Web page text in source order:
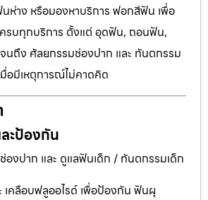
าง หรือมองหาบริการ ฟอกสีฟัน เพื่อ
ครบทุกบริการ ตั้งแต่ อุดฟัน, ถอนฟัน,
นถึง ศัลยกรรมช่องปาก และ ทันตกรรม
อมีเหตุการณ์ไม่คาดคิด
ะป้องกัน
องปาก และ ดูแลฟันเด็ก / ทันตกรรมเด็ก
เคลือบฟลูออไรด์ เพื่อป้องกัน ฟันผุ